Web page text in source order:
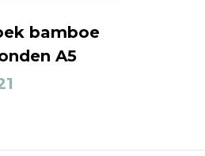
bamboe
A5